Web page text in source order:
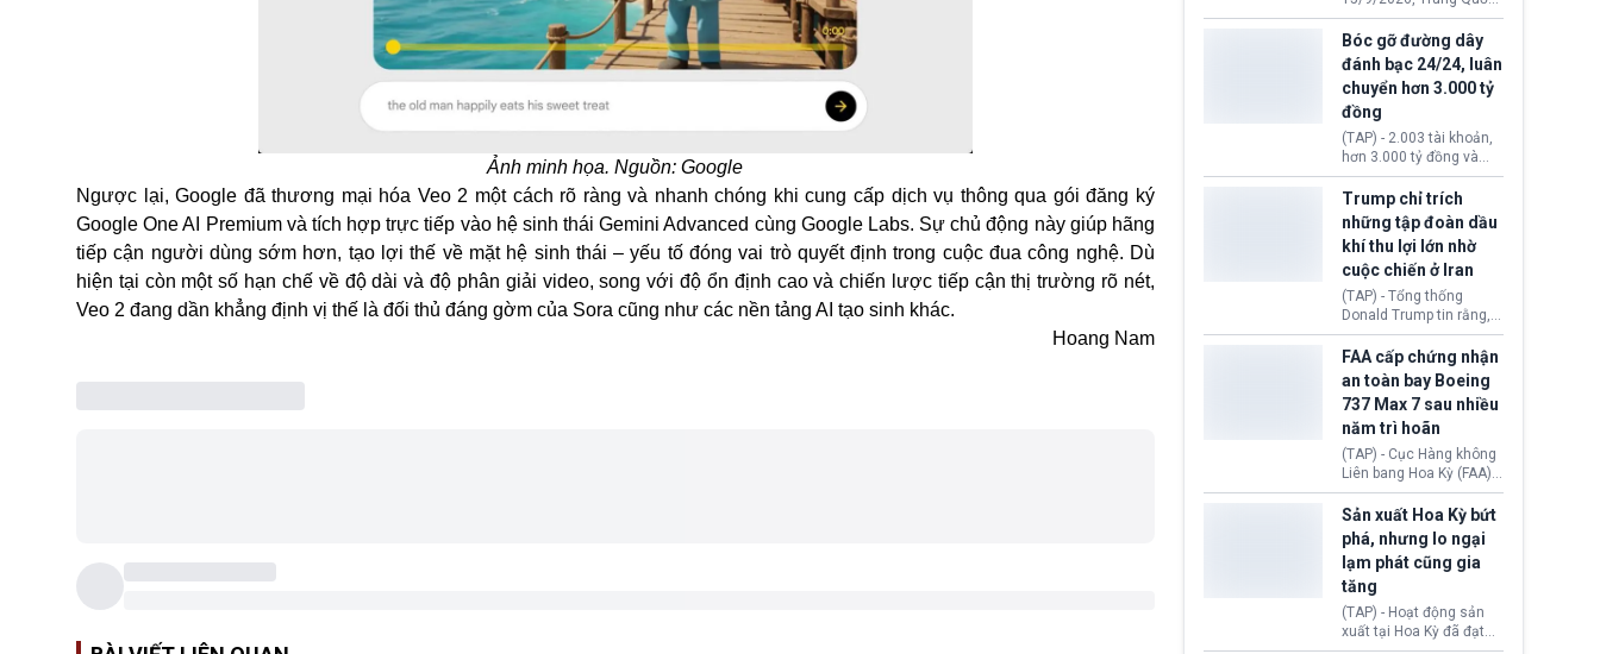
Ảnh minh họa. Nguồn: Google
Ngược lại, Google đã thương mại hóa Veo 2 một cách rõ ràng và nhanh chóng khi cung cấp dịch vụ thông qua gói đăng ký
Google One AI Premium và tích hợp trực tiếp vào hệ sinh thái Gemini Advanced cùng Google Labs. Sự chủ động này giúp hãng
tiếp cận người dùng sớm hơn, tạo lợi thế về mặt hệ sinh thái – yếu tố đóng vai trò quyết định trong cuộc đua công nghệ. Dù
hiện tại còn một số hạn chế về độ dài và độ phân giải video, song với độ ổn định cao và chiến lược tiếp cận thị trường rõ nét,
Veo 2 đang dần khẳng định vị thế là đối thủ đáng gờm của Sora cũng như các nền tảng AI tạo sinh khác.
Hoang Nam
mắc bệnh tại bang
Minnesota.
áp dụng quy định mới về
quản lý xuất nhập cảnh.
Một hành vi vi phạm giấy
tờ, xuất nhập cảnh trái
phép hay liên quan kiểm
soát công nghệ có thể
khiến công dân Trung
Quốc đối mặt lệnh cấm
xuất cảnh kéo dài tới 3
năm. Trong khi đó, người
nước ngoài sử dụng giấy
tờ giả có nguy cơ bị từ
chối nhập cảnh hoặc
cấm vào Trung Quốc tới
5 năm.
Bóc gỡ đường dây
đánh bạc 24/24, luân
chuyển hơn 3.000 tỷ
đồng
(TAP) - 2.003 tài khoản,
hơn 3.000 tỷ đồng và
một đường dây đánh
bạc xuyên quốc gia vận
hành 24/24 giờ vừa bị
Công an TP. Hải Phòng
(Việt Nam) bóc gỡ.
Trump chỉ trích
những tập đoàn dầu
khí thu lợi lớn nhờ
cuộc chiến ở Iran
(TAP) - Tổng thống
Donald Trump tin rằng, 2
tập đoàn dầu khí
ExxonMobil và Chevron
đã thu về lợi nhuận quá
lớn nhờ giá dầu tăng
mạnh suốt thời gian Hoa
Kỳ xảy ra xung đột ở
Iran. Trên cơ sở đó, lãnh
đạo Nhà Trắng kêu gọi
các doanh nghiệp cần
giảm giá bán cho người
tiêu dùng.
FAA cấp chứng nhận
an toàn bay Boeing
737 Max 7 sau nhiều
năm trì hoãn
(TAP) - Cục Hàng không
Liên bang Hoa Kỳ (FAA)
vừa chính thức cấp
chứng nhận an toàn bay
cho Boeing 737 Max 7,
mẫu máy bay nhỏ nhất
trong dòng 737 Max
thuộc Boeing
Commercial Airplanes
(Boeing). Động thái này
chính thức khép lại gần
Sản xuất Hoa Kỳ bứt
phá, nhưng lo ngại
lạm phát cũng gia
tăng
(TAP) - Hoạt động sản
xuất tại Hoa Kỳ đã đạt
tốc độ nhanh nhất trong